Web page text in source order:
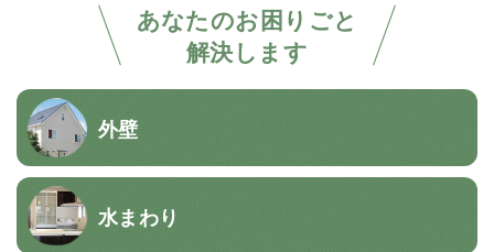
あなたのお困りごと
解決します
外壁
水まわり